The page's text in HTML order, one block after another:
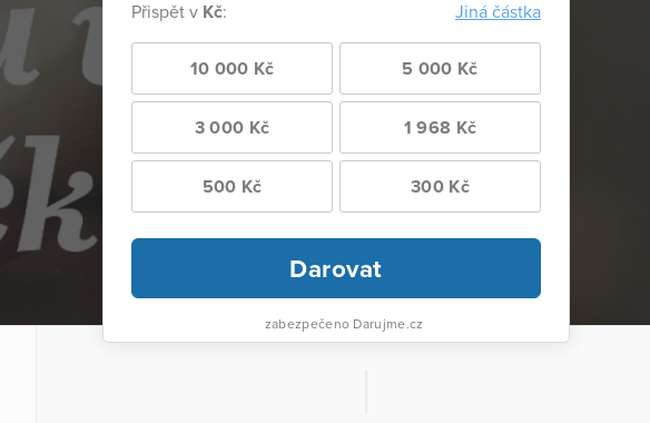
Přispět v Kč: Jiná částka
10 000 Kč 5 000 Kč
3 000 Kč 1 968 Kč
500 Kč 300 Kč
Darovat
zabezpečeno Darujme.cz